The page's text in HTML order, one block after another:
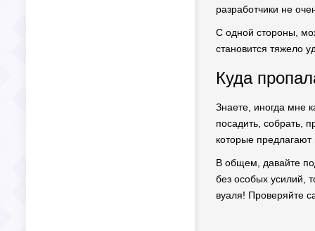
разработчики не
С одной стороны,
становится тяжело
Куда
Знаете, иногда мне
посадить, собрать,
которые
В общем, давайте
без особых усилий,
вуаля! Проверяйте